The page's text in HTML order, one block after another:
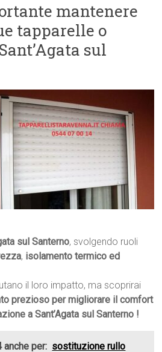
mantenere
tapparelle o
sul
sul Santerno, svolgendo ruoli
, isolamento termico ed
il loro impatto, ma scoprirai
prezioso per migliorare il comfort
a Sant’Agata sul Santerno !
anche per: sostituzione rullo